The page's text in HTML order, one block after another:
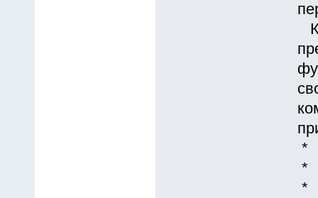
К
*
*
*